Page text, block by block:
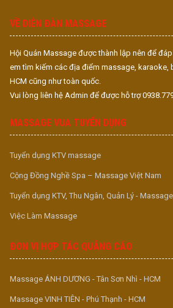
VỀ DIỄN ĐÀN MASSAGE
Hội Quán Massage được thành lập nên để
em tìm kiếm các địa điểm massage, karaoke,
HCM cũng như toàn quốc.
Vui lòng liên hệ Admin để được hỗ trợ
MASSAGE VUA TUYỂN DỤNG
Tuyển dụng KTV massage
Cộng Đồng Nghề Spa – Massage Việt Nam
Tuyển dụng KTV, Thu Ngân, Quản Lý -
Việc Làm Massage
ĐƠN VỊ HỢP TÁC QUẢNG CÁO
Massage ÁNH DƯƠNG - Tân Sơn Nhì - HCM
Massage VINH TIÊN - Phú Thạnh - HCM